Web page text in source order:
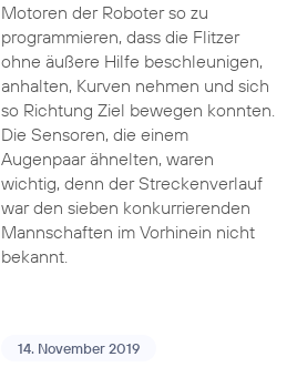
Motoren der Roboter so zu
programmieren, dass die Flitzer
ohne äußere Hilfe beschleunigen,
anhalten, Kurven nehmen und sich
so Richtung Ziel bewegen konnten.
Die Sensoren, die einem
Augenpaar ähnelten, waren
wichtig, denn der Streckenverlauf
war den sieben konkurrierenden
Mannschaften im Vorhinein nicht
bekannt.
14. November 2019